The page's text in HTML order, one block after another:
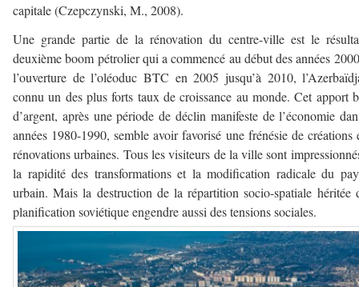
capitale (Czepczynski, M., 2008).
Une grande partie de la rénovation du centre-ville est le
deuxième boom pétrolier qui a commencé au début des années
l’ouverture de l’oléoduc BTC en 2005 jusqu’à 2010,
connu un des plus forts taux de croissance au monde. Cet apport
d’argent, après une période de déclin manifeste de l’économie
années 1980-1990, semble avoir favorisé une frénésie de créations
rénovations urbaines. Tous les visiteurs de la ville sont
la rapidité des transformations et la modification radicale du
urbain. Mais la destruction de la répartition socio-spatiale héritée
planification soviétique engendre aussi des tensions sociales.